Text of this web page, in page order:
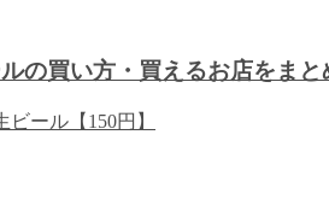
の買い方・買えるお店をまと